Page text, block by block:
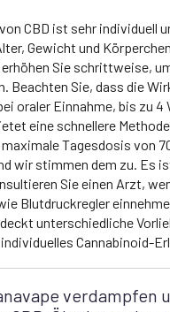
CBD ist sehr individuell
Gewicht und
erhöhen Sie schrittweise,
Beachten Sie, dass die
oraler Einnahme, bis zu 4
eine schnellere
Tagesdosis von
wir stimmen dem zu. Es
Sie einen Arzt,
Blutdruckregler
unterschiedliche
Cannabinoid-
verdampfen